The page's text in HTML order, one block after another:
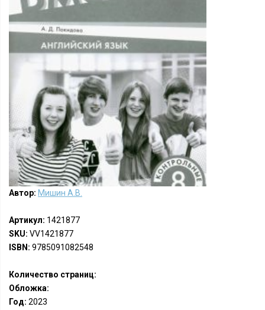
Автор: Мишин А.В.
Артикул: 1421877
SKU: VV1421877
ISBN: 9785091082548
Количество страниц:
Обложка:
Год: 2023